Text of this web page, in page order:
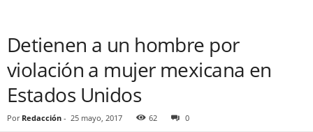
Detienen a un hombre por
violación a mujer mexicana en
Estados Unidos
Por Redacción - 25 mayo, 2017 62 0